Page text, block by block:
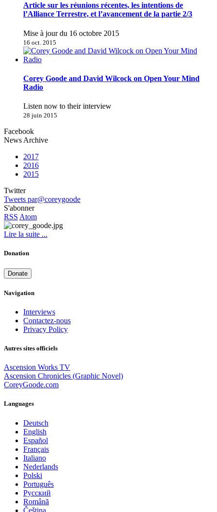
Article sur les réunions récentes, les intentions de
l’Alliance Terrestre, et l’avancement de la partie 2/3
Mise à jour du 16 octobre 2015
16 oct. 2015
Corey Goode and David Wilcock on Open Your Mind
Radio
Listen now to their interview
28 juin 2015
Facebook
News Archive
2017
2016
2015
Twitter
Tweets par@coreygoode
S'abonner
RSS Atom
Lire la suite ...
Donation
Donate
Navigation
Interviews
Contactez-nous
Privacy Policy
Autres sites officiels
Ascension Works TV
Ascension Chronicles (Graphic Novel)
CoreyGoode.com
Languages
Deutsch
English
Español
Français
Italiano
Nederlands
Polski
Português
Pусский
Română
Čeština